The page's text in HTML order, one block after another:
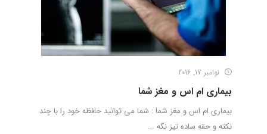
نوامبر 17, 2016
بیماری ام اس و مغز شما
بیماری ام اس و مغز شما : شما می توانید حافظه خود را با چند
نکته و حقه ساده تیز نگه ...